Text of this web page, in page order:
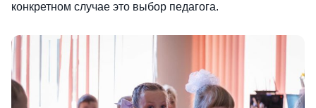
конкретном случае это выбор педагога.